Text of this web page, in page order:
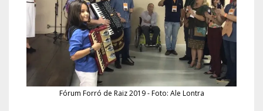
Fórum Forró de Raiz 2019 - Foto: Ale Lontra